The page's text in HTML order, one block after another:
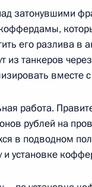
«Туризм,
затонувшими
его разлива в
из танкеров
вместе
работа.
рублей на
в подводном
и установке